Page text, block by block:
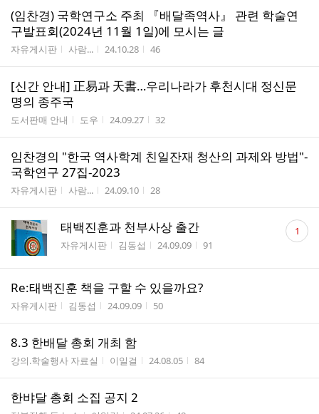
(임찬경) 국학연구소 주최 『배달족역사』 관련 학술연
구발표회(2024년 11월 1일)에 모시는 글
게시판명
자유게시판 작성자
사람... 작성시간
24.10.28 조회수
46
[신간 안내] 正易과 天書…우리나라가 후천시대 정신문
명의 종주국
게시판명
도서판매 안내 작성자
도우 작성시간
24.09.27 조회수
32
임찬경의 "한국 역사학계 친일잔재 청산의 과제와 방법"-
국학연구 27집-2023
게시판명
자유게시판 작성자
사람... 작성시간
24.09.10 조회수
28
태백진훈과 천부사상 출간
게시판명
자유게시판 작성자
김동섭 작성시간
24.09.09 조회수
91
댓
글 1
Re:태백진훈 책을 구할 수 있을까요?
게시판명
자유게시판 작성자
김동섭 작성시간
24.09.09 조회수
50
8.3 한배달 총회 개최 함
게시판명
강의.학술행사 자료실 작성자
이일걸 작성시간
24.08.05 조회수
84
한뱌달 총회 소집 공지 2